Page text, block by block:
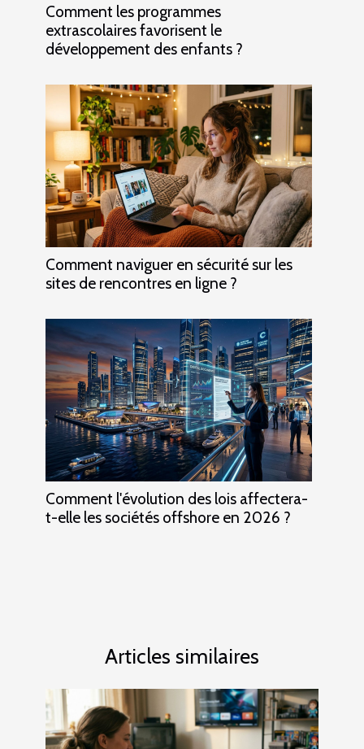
Comment les programmes
extrascolaires favorisent le
développement des enfants ?
Comment naviguer en sécurité sur les
sites de rencontres en ligne ?
Comment l'évolution des lois affectera-
t-elle les sociétés offshore en 2026 ?
Articles similaires